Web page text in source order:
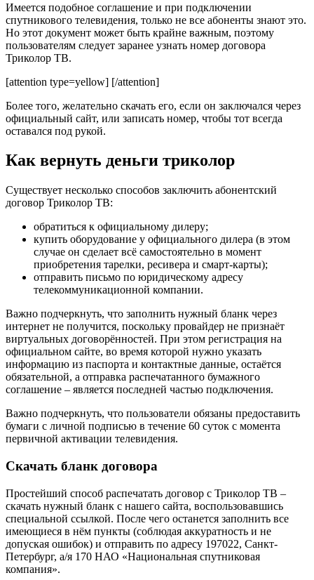
Имеется подобное соглашение и при подключении
спутникового телевидения, только не все абоненты знают это.
Но этот документ может быть крайне важным, поэтому
пользователям следует заранее узнать номер договора
Триколор ТВ.
[attention type=yellow] [/attention]
Более того, желательно скачать его, если он заключался через
официальный сайт, или записать номер, чтобы тот всегда
оставался под рукой.
Как вернуть деньги триколор
Существует несколько способов заключить абонентский
договор Триколор ТВ:
обратиться к официальному дилеру;
купить оборудование у официального дилера (в этом
случае он сделает всё самостоятельно в момент
приобретения тарелки, ресивера и смарт-карты);
отправить письмо по юридическому адресу
телекоммуникационной компании.
Важно подчеркнуть, что заполнить нужный бланк через
интернет не получится, поскольку провайдер не признаёт
виртуальных договорённостей. При этом регистрация на
официальном сайте, во время которой нужно указать
информацию из паспорта и контактные данные, остаётся
обязательной, а отправка распечатанного бумажного
соглашение – является последней частью подключения.
Важно подчеркнуть, что пользователи обязаны предоставить
бумаги с личной подписью в течение 60 суток с момента
первичной активации телевидения.
Скачать бланк договора
Простейший способ распечатать договор с Триколор ТВ –
скачать нужный бланк с нашего сайта, воспользовавшись
специальной ссылкой. После чего останется заполнить все
имеющиеся в нём пункты (соблюдая аккуратность и не
допуская ошибок) и отправить по адресу 197022, Санкт-
Петербург, а/я 170 НАО «Национальная спутниковая
компания».